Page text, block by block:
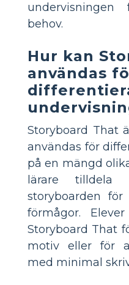
behov.
Hur kan
användas
Storyboard That
användas för
på en mängd
lärare tilldela
storyboarden
förmågor.
Storyboard That
motiv eller för
med minimal